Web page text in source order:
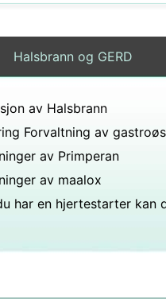
Halsbrann og GERD
av Halsbrann
av Primperan
av maalox